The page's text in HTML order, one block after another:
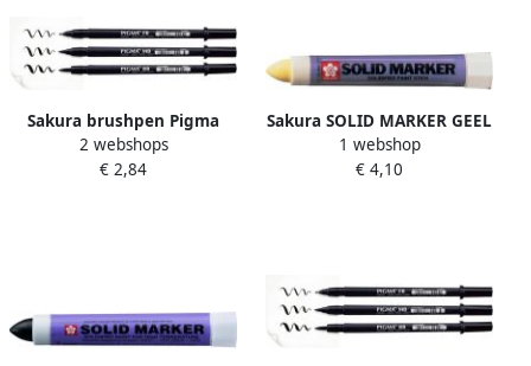
Sakura brushpen Pigma
Brush zwart bold
2 webshops
€ 2,84
Sakura SOLID MARKER GEEL
1 webshop
€ 4,10